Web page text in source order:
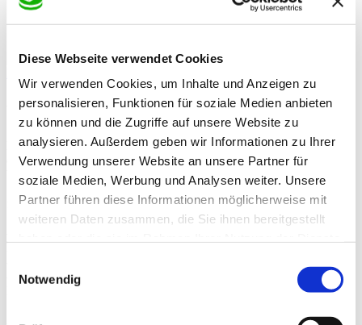
Diese Webseite verwendet Cookies
Wir verwenden Cookies, um Inhalte und Anzeigen zu
personalisieren, Funktionen für soziale Medien anbieten
zu können und die Zugriffe auf unsere Website zu
analysieren. Außerdem geben wir Informationen zu Ihrer
Verwendung unserer Website an unsere Partner für
soziale Medien, Werbung und Analysen weiter. Unsere
Partner führen diese Informationen möglicherweise mit
weiteren Daten zusammen, die Sie ihnen bereitgestellt
Notwendig
In den Warenkorb Danke! Etwas ist schiefgelaufen
St. Hippolyt Vitamin E + Seelen 1 kg
Artikelbeschreibung
St. Hippolyt Vitamin E + Selen 1 kg Dose. St. Hippolyt Vitamin E +
Selen bietet mit Antioxidantien wie Vitamin E, Selen und Oligomere
Proanthocyane (OPC) optimalen Zellschutz bei erhöhter Belastung
durch Sport und Stress. Die vielfältigen Einsatzmöglichkeiten von
Vitamin E plus Selen sind nicht allein auf das Sportpferd begrenzt.
St. Hippolyt Vitamin E + Selen ist ein Diät-Ergänzungsfuttermittel
für Pferde.
Leistungsbereitschaft
- Losgelassenheit und Leistung durch aktiven Zellschutz für
Muskeln und Gelenke